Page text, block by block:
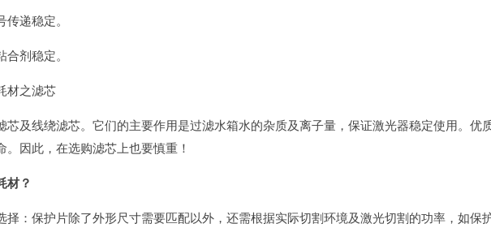
递稳定。
剂稳定。
材之滤芯
芯及线绕滤芯。它们的主要作用是过滤水箱水的杂质及离子量，保证激光器稳定使用。优
。因此，在选购滤芯上也要慎重！
材？
择：保护片除了外形尺寸需要匹配以外，还需根据实际切割环境及激光切割的功率，如保